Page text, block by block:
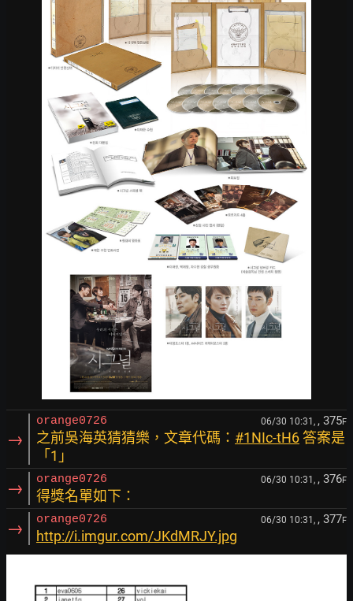
→
orange0726 06/30 10:31, , 375F
之前吳海英猜猜樂，文章代碼： #1NIc-tH6 答案是
「1」
→ orange0726 06/30 10:31, , 376F
得獎名單如下：
→ orange0726 06/30 10:31, , 377F
http://i.imgur.com/JKdMRJY.jpg